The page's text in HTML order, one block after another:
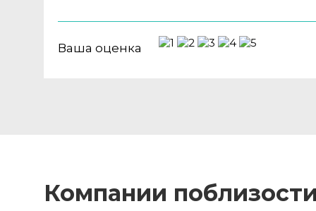
Ваша оценка
Компании поблизости